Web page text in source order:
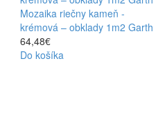
Mozaika riečny kameň -
krémová – obklady 1m2 Garth
64,48€
Do košíka